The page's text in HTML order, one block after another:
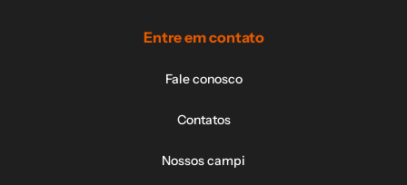
Entre em contato
Fale conosco
Contatos
Nossos campi